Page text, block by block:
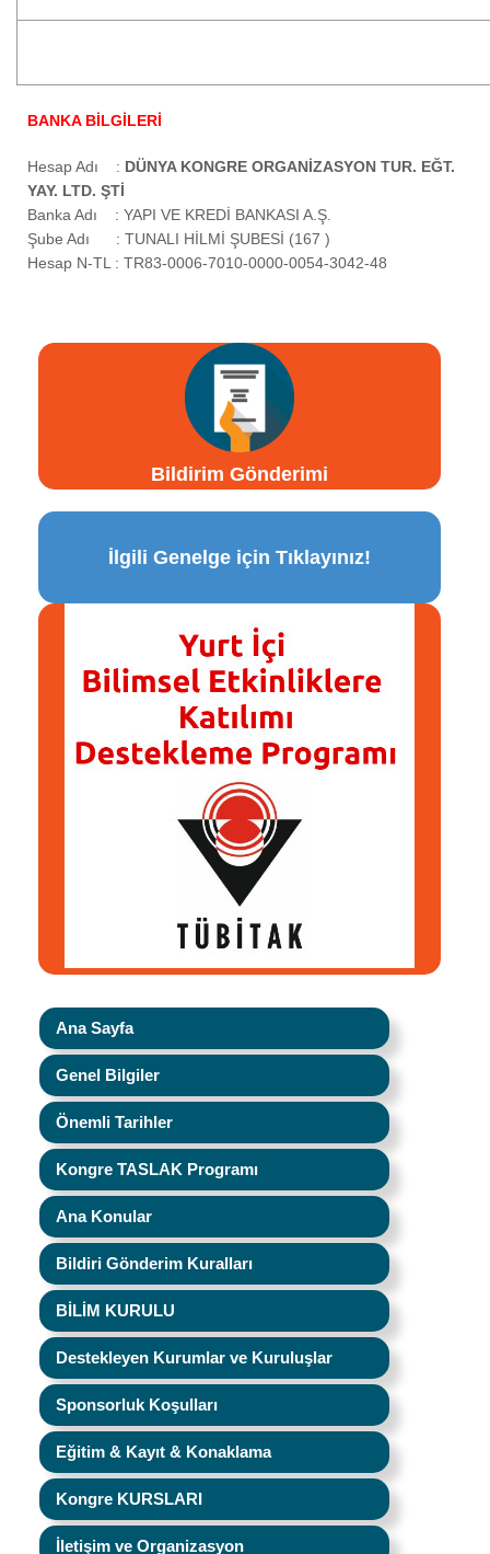
BANKA BİLGİLERİ
Hesap Adı : DÜNYA KONGRE ORGANİZASYON TUR. EĞT.
YAY. LTD. ŞTİ
Banka Adı : YAPI VE KREDİ BANKASI A.Ş.
Şube Adı : TUNALI HİLMİ ŞUBESİ (167 )
Hesap N-TL : TR83-0006-7010-0000-0054-3042-48
Bildirim Gönderimi
İlgili Genelge için Tıklayınız!
Ana Sayfa
Genel Bilgiler
Önemli Tarihler
Kongre TASLAK Programı
Ana Konular
Bildiri Gönderim Kuralları
BİLİM KURULU
Destekleyen Kurumlar ve Kuruluşlar
Sponsorluk Koşulları
Eğitim & Kayıt & Konaklama
Kongre KURSLARI
İletişim ve Organizasyon